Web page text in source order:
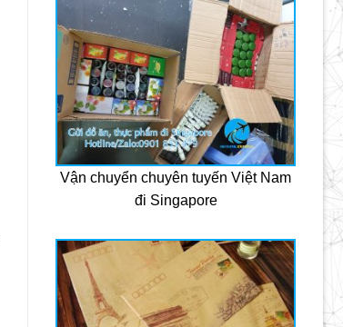
Vận chuyển chuyên tuyến Việt Nam
đi Singapore